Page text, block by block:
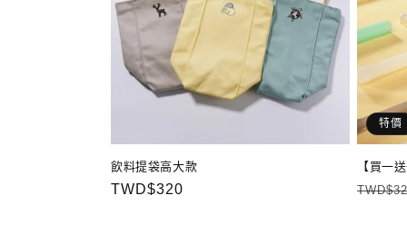
飲料提袋高大款
定
TWD$320
特價
【買一
定